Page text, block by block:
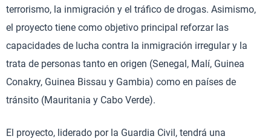
terrorismo, la inmigración y el tráfico de drogas. Asimismo,
el proyecto tiene como objetivo principal reforzar las
capacidades de lucha contra la inmigración irregular y la
trata de personas tanto en origen (Senegal, Malí, Guinea
Conakry, Guinea Bissau y Gambia) como en países de
tránsito (Mauritania y Cabo Verde).
El proyecto, liderado por la Guardia Civil, tendrá una